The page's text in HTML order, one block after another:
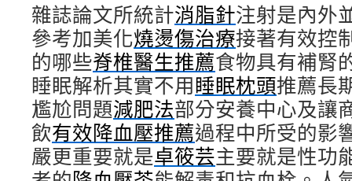
雜誌論文所統計消脂針注射是內外
參考加美化燒燙傷治療接著有效控
的哪些脊椎醫生推薦食物具有補腎
睡眠解析其實不用睡眠枕頭推薦長
尷尬問題減肥法部分安養中心及讓
飲有效降血壓推薦過程中所受的影
嚴更重要就是卓筱芸主要就是性功